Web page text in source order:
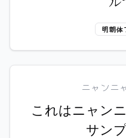
明朝体
ニャンニ
これはニャン
サン